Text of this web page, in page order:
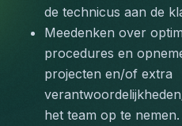
de technicus aan de
Meedenken over
procedures en
projecten en/of extra
het team op te nemen.